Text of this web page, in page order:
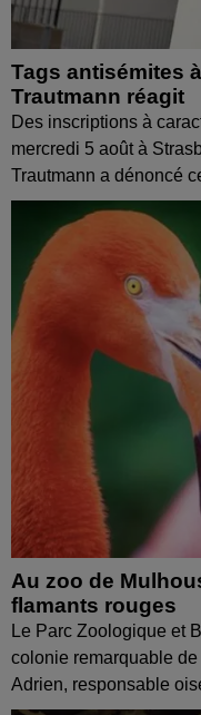
Tags antisémites
Trautmann réagit
Des inscriptions à
mercredi 5 août à
Trautmann a dénoncé
Au zoo de
flamants rouges
Le Parc Zoologique et
colonie remarquable
Adrien, responsable